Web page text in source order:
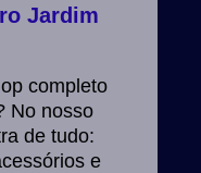
Jardim
completo
No nosso
de tudo:
e